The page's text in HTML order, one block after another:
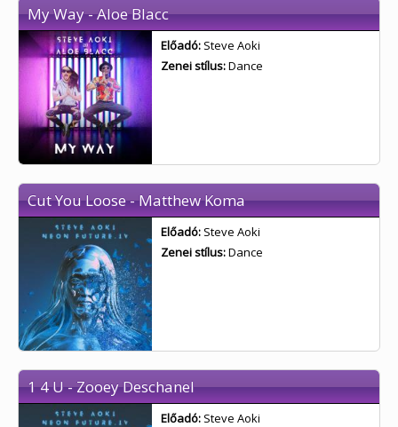
My Way - Aloe Blacc
Előadó: Steve Aoki
Zenei stílus:Dance
Cut You Loose - Matthew Koma
Előadó: Steve Aoki
Zenei stílus:Dance
1 4 U - Zooey Deschanel
Előadó: Steve Aoki